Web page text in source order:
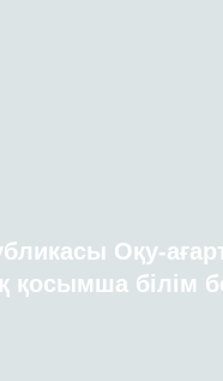
Оқу-
қосымша білім